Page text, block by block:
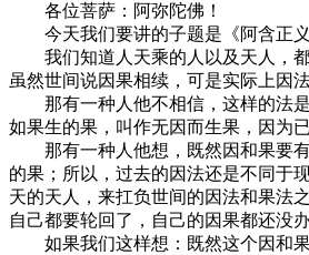
各位菩萨：阿弥陀佛！
今天我们要讲的子题是《阿含正义
我们知道人天乘的人以及天人，都
虽然世间说因果相续，可是实际上因
那有一种人他不相信，这样的法是
如果生的果，叫作无因而生果，因为
那有一种人他想，既然因和果要有
的果；所以，过去的因法还是不同于
天的天人，来扛负世间的因法和果法
自己都要轮回了，自己的因果都还没
如果我们这样想：既然这个因和果